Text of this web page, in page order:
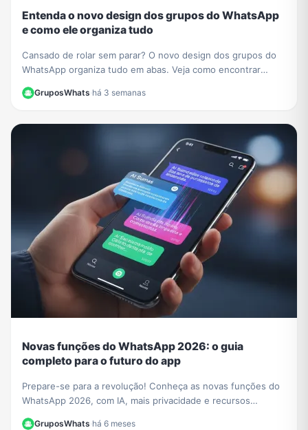
Entenda o novo design dos grupos do WhatsApp
e como ele organiza tudo
Cansado de rolar sem parar? O novo design dos grupos do
WhatsApp organiza tudo em abas. Veja como encontrar
GruposWhats·há 3 semanas
Novas funções do WhatsApp 2026: o guia
completo para o futuro do app
Prepare-se para a revolução! Conheça as novas funções do
WhatsApp 2026, com IA, mais privacidade e recursos
GruposWhats·há 6 meses